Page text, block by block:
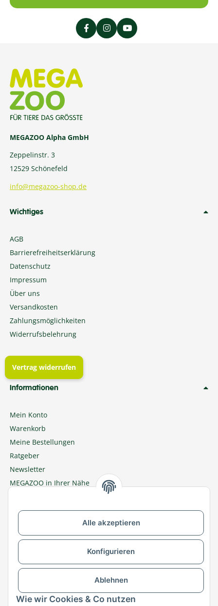
Alle akzeptieren
Konfigurieren
Ablehnen
Wie wir Cookies & Co nutzen
MEGAZOO Alpha GmbH
Zeppelinstr. 3
12529 Schönefeld
info@megazoo-shop.de
Wichtiges
AGB
Barrierefreiheitserklärung
Datenschutz
Impressum
Über uns
Versandkosten
Zahlungsmöglichkeiten
Widerrufsbelehrung
Vertrag widerrufen
Informationen
Mein Konto
Warenkorb
Meine Bestellungen
Ratgeber
Newsletter
MEGAZOO in Ihrer Nähe
Zu MEGAZOO-nord.de wechseln
Versandpartner & Zahlungsmöglichkeiten